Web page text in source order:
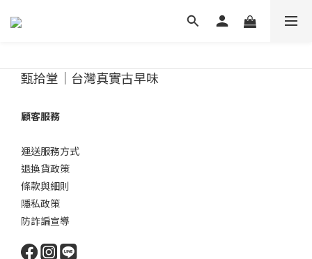
甄拾堂｜台灣真實古早味
顧客服務
運送服務方式
退換貨政策
條款與細則
隱私政策
防詐諞宣導